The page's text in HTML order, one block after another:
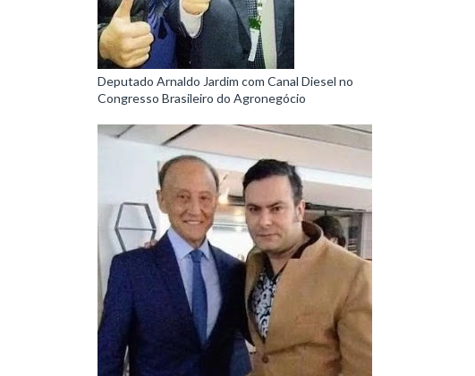
Deputado Arnaldo Jardim com Canal Diesel no
Congresso Brasileiro do Agronegócio